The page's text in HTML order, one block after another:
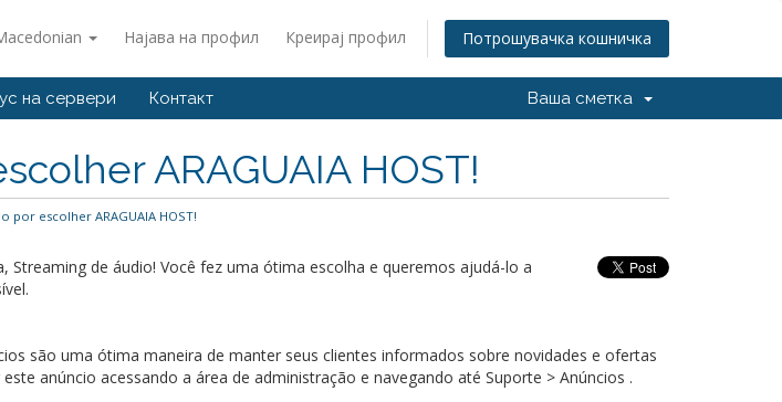
Најава на профил Креирај профил Потрошувачка кошничка
на сервери Контакт Ваша сметка
ARAGUAIA HOST!
por escolher ARAGUAIA HOST!
Streaming de áudio! Você fez uma ótima escolha e queremos ajudá-lo a
são uma ótima maneira de manter seus clientes informados sobre novidades e ofertas
anúncio acessando a área de administração e navegando até Suporte > Anúncios .